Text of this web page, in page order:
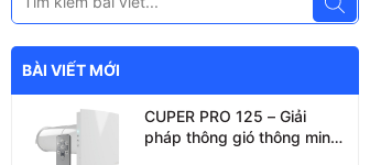
BÀI VIẾT MỚI
CUPER PRO 125 – Giải
pháp thông gió thông minh